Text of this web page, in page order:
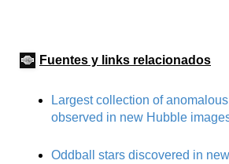
Fuentes y links relacionados
Largest collection of
observed in new Hubble
Oddball stars discovered in